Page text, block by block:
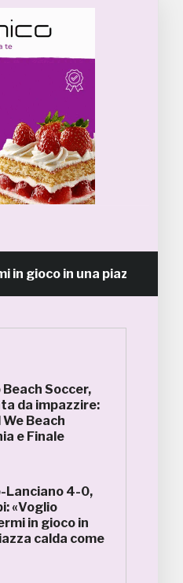
in una piazza calda come
Beach Soccer,
da impazzire:
Beach
e Finale
Lanciano 4-0,
«Voglio
in gioco in
calda come